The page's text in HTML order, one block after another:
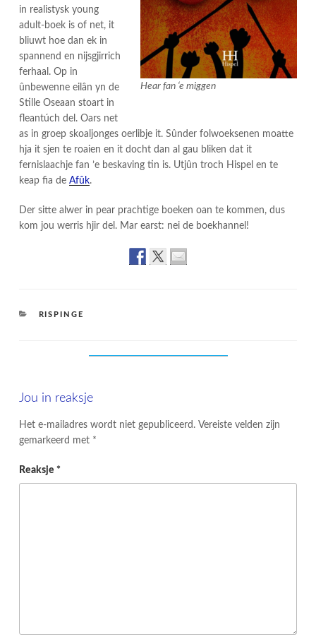
Hear fan ‘e miggen
in realistysk young
adult-boek is of net, it
bliuwt hoe dan ek in
spannend en nijsgjirrich
ferhaal. Op in
ûnbewenne eilân yn de
Stille Oseaan stoart in
fleantúch del. Oars net
as in groep skoaljonges oerlibje it. Sûnder folwoeksenen moatte
hja it sjen te roaien en it docht dan al gau bliken dat it
fernislaachje fan ’e beskaving tin is. Utjûn troch Hispel en te
keap fia de Afûk.
Der sitte alwer in pear prachtige boeken oan te kommen, dus
kom jou werris hjir del. Mar earst: nei de boekhannel!
CATEGORIES
RISPINGE
Jou in reaksje
Het e-mailadres wordt niet gepubliceerd. Vereiste velden zijn
gemarkeerd met *
Reaksje *